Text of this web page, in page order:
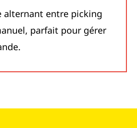
alternant entre picking
parfait pour gérer